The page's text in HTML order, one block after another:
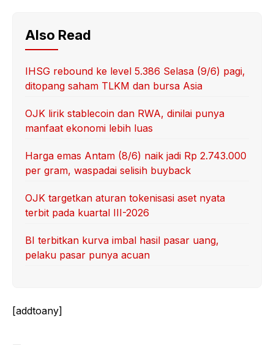
Also Read
IHSG rebound ke level 5.386 Selasa (9/6) pagi,
ditopang saham TLKM dan bursa Asia
OJK lirik stablecoin dan RWA, dinilai punya
manfaat ekonomi lebih luas
Harga emas Antam (8/6) naik jadi Rp 2.743.000
per gram, waspadai selisih buyback
OJK targetkan aturan tokenisasi aset nyata
terbit pada kuartal III-2026
BI terbitkan kurva imbal hasil pasar uang,
pelaku pasar punya acuan
[addtoany]